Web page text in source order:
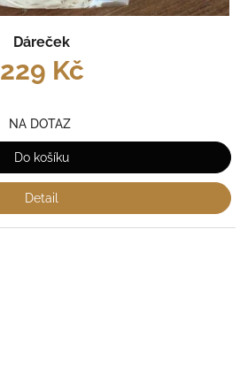
Dáreček
229 Kč
NA DOTAZ
Do košíku
Detail